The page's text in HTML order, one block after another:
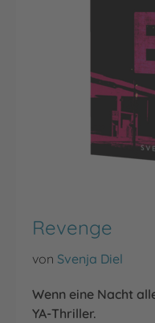
Revenge
von Svenja Diel
Wenn eine Nacht
YA-Thriller.